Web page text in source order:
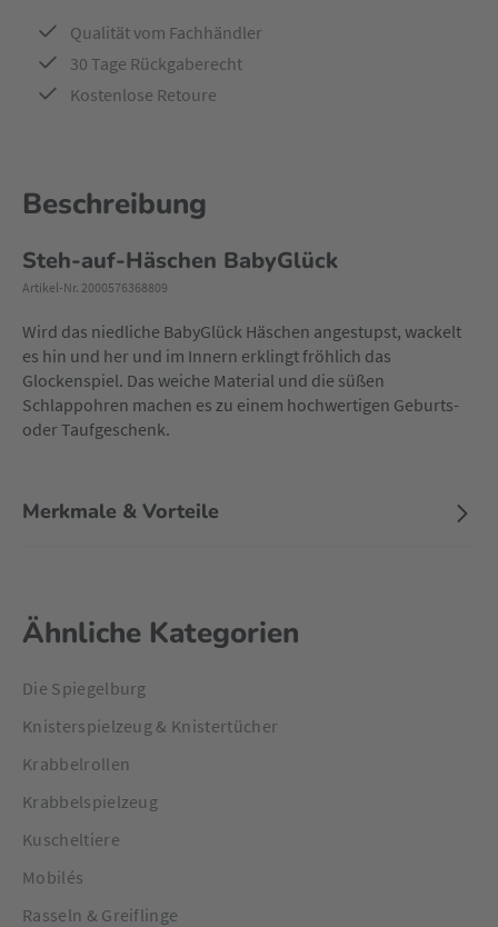
Qualität vom Fachhändler
30 Tage Rückgaberecht
Kostenlose Retoure
Beschreibung
Steh-auf-Häschen BabyGlück
Artikel-Nr. 2000576368809
Wird das niedliche BabyGlück Häschen angestupst, wackelt
es hin und her und im Innern erklingt fröhlich das
Glockenspiel. Das weiche Material und die süßen
Schlappohren machen es zu einem hochwertigen Geburts-
oder Taufgeschenk.
Merkmale & Vorteile
Ähnliche Kategorien
Die Spiegelburg
Knisterspielzeug & Knistertücher
Krabbelrollen
Krabbelspielzeug
Kuscheltiere
Mobilés
Rasseln & Greiflinge